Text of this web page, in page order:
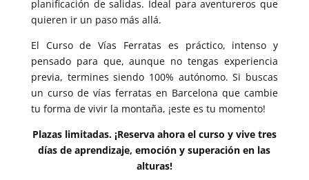
planificación de salidas. Ideal para aventureros que
quieren ir un paso más allá.
El Curso de Vías Ferratas es práctico, intenso y
pensado para que, aunque no tengas experiencia
previa, termines siendo 100% autónomo. Si buscas
un curso de vías ferratas en Barcelona que cambie
tu forma de vivir la montaña, ¡este es tu momento!
Plazas limitadas. ¡Reserva ahora el curso y vive tres
días de aprendizaje, emoción y superación en las
alturas!